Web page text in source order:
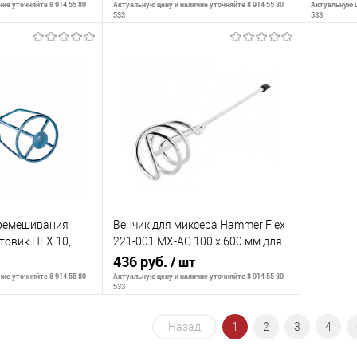
уточняйте 8 914 55 80
В наличии
Актуальную цену и наличие уточняйте 8 914 55 80
533
К сравнению
В избранное
резьба
Актуальную
533
НЕХ 10,
и цементно-
уточняйте 8 914 55 80
Венчик для миксера Hammer Flex
221-001 MX-AC 100 х 600 мм для
песчано-гравийных смесей,
оцинкованны
436 руб. / шт
Актуальную цену и наличие уточняйте 8 914 55 80
533
Назад 1 2 3 4